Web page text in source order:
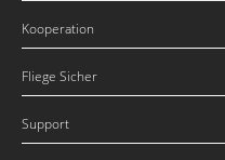
Kooperation
Fliege Sicher
Support